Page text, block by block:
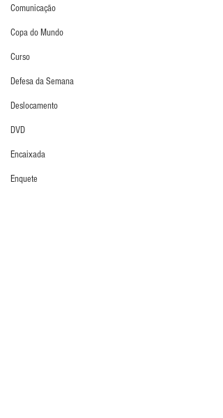
Comunicação
Copa do Mundo
Curso
Defesa da Semana
Deslocamento
DVD
Encaixada
Enquete